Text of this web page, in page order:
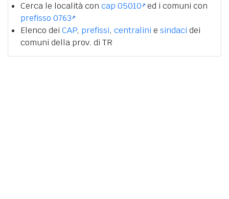
Cerca le località con cap 05010 ed i comuni con
prefisso 0763
Elenco dei CAP, prefissi, centralini e sindaci dei
comuni della prov. di TR